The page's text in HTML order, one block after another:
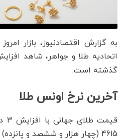
به گزارش اقتصادنیوز، بازار
اتحادیه طلا و جواهر، شاهد
گذشته است.
آخرین نرخ اونس طلا
4615 (چهار هزار و ششصد و پانزده) دلار نرخ‌گذاری شد.